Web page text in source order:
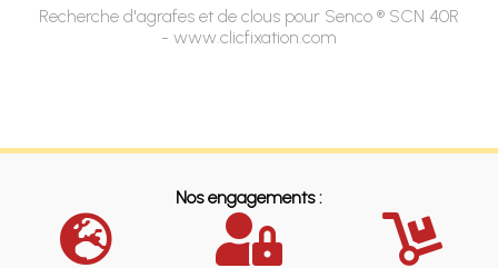
Recherche d'agrafes et de clous pour Senco ® SCN 40R
- www.clicfixation.com
Nos engagements :